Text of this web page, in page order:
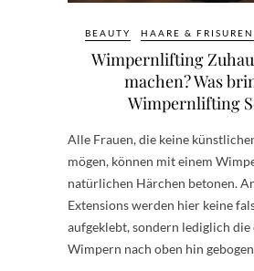
BEAUTY HAARE & FRISUREN
Wimpernlifting
machen? Was
Wimpernlifting
Alle Frauen, die keine
mögen, können mit einem
natürlichen Härchen betonen.
Extensions werden hier keine
aufgeklebt, sondern lediglich die
Wimpern nach oben hin